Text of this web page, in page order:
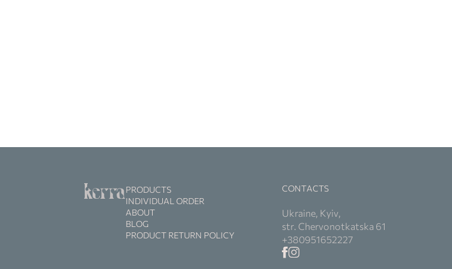
PRODUCTS
INDIVIDUAL ORDER
ABOUT
BLOG
PRODUCT RETURN POLICY
CONTACTS
Ukraine, Kyiv,
str. Chervonotkatska 61
+380951652227